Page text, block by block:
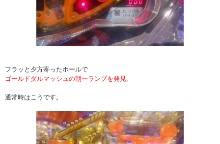
フラッと夕方寄ったホールで
ゴールドダルマッシュの朝一ランプを発見。
通常時はこうです。